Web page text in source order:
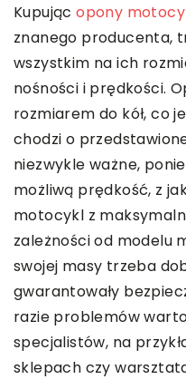
Kupującopony
znanego producenta,
wszystkim na ich
nośności i prędkości.
rozmiarem do kół, co
chodzi o
niezwykle ważne,
możliwą prędkość, z
motocykl z
zależności od modelu
swojej masy trzeba
gwarantowały
razie problemów
specjalistów, na
sklepach czy